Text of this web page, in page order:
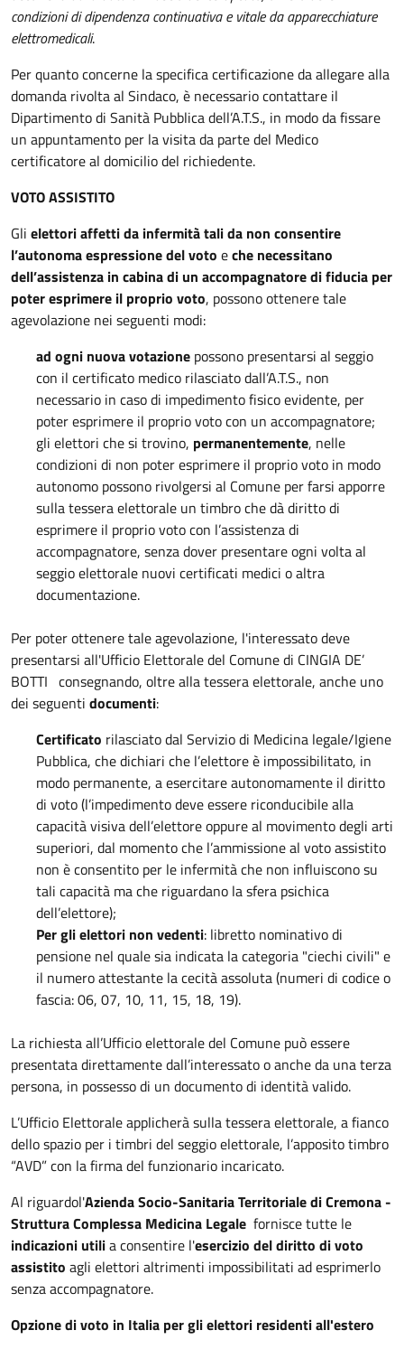
condizioni di dipendenza continuativa e vitale da apparecchiature
elettromedicali.
Per quanto concerne la specifica certificazione da allegare alla
domanda rivolta al Sindaco, è necessario contattare il
Dipartimento di Sanità Pubblica dell’A.T.S., in modo da fissare
un appuntamento per la visita da parte del Medico
certificatore al domicilio del richiedente.
VOTO ASSISTITO
Gli elettori affetti da infermità tali da non consentire
l’autonoma espressione del voto eche necessitano
dell’assistenza in cabina di un accompagnatore di fiducia per
poter esprimere il proprio voto, possono ottenere tale
agevolazione nei seguenti modi:
ad ogni nuova votazione possono presentarsi al seggio
con il certificato medico rilasciato dall’A.T.S., non
necessario in caso di impedimento fisico evidente, per
poter esprimere il proprio voto con un accompagnatore;
gli elettori che si trovino, permanentemente, nelle
condizioni di non poter esprimere il proprio voto in modo
autonomo possono rivolgersi al Comune per farsi apporre
sulla tessera elettorale un timbro che dà diritto di
esprimere il proprio voto con l’assistenza di
accompagnatore, senza dover presentare ogni volta al
seggio elettorale nuovi certificati medici o altra
documentazione.
Per poter ottenere tale agevolazione, l'interessato deve
presentarsi all'Ufficio Elettorale del Comune di CINGIA DE’
BOTTI consegnando, oltre alla tessera elettorale, anche uno
dei seguenti documenti:
Certificato rilasciato dal Servizio di Medicina legale/Igiene
Pubblica, che dichiari che l’elettore è impossibilitato, in
modo permanente, a esercitare autonomamente il diritto
di voto (l’impedimento deve essere riconducibile alla
capacità visiva dell’elettore oppure al movimento degli arti
superiori, dal momento che l’ammissione al voto assistito
non è consentito per le infermità che non influiscono su
tali capacità ma che riguardano la sfera psichica
dell’elettore);
Per gli elettori non vedenti: libretto nominativo di
pensione nel quale sia indicata la categoria "ciechi civili" e
il numero attestante la cecità assoluta (numeri di codice o
fascia: 06, 07, 10, 11, 15, 18, 19).
La richiesta all’Ufficio elettorale del Comune può essere
presentata direttamente dall’interessato o anche da una terza
persona, in possesso di un documento di identità valido.
L’Ufficio Elettorale applicherà sulla tessera elettorale, a fianco
dello spazio per i timbri del seggio elettorale, l’apposito timbro
“AVD” con la firma del funzionario incaricato.
Al riguardol'Azienda Socio-Sanitaria Territoriale di Cremona -
Struttura Complessa Medicina Legale fornisce tutte le
indicazioni utilia consentire l'esercizio del diritto di voto
assistito agli elettori altrimenti impossibilitati ad esprimerlo
senza accompagnatore.
Opzione di voto in Italia per gli elettori residenti all'estero